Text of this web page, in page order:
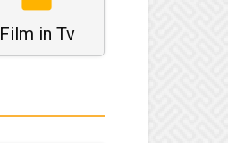
Film in Tv